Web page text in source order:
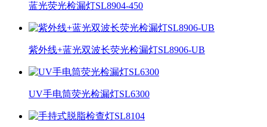
蓝光荧光检漏灯SL8904-450
紫外线+蓝光双波长荧光检漏灯SL8906-UB
UV手电筒荧光检漏灯SL6300